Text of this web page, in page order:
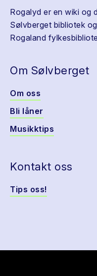
Rogalyd er en wiki og
Sølvberget bibliotek
Rogaland
Om Sølvberget
Om oss
Bli låner
Musikktips
Kontakt oss
Tips oss!